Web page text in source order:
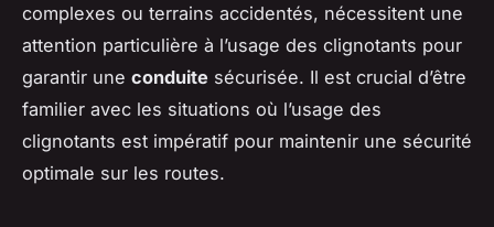
complexes ou terrains accidentés, nécessitent une
attention particulière à l’usage des clignotants pour
garantir une conduite sécurisée. Il est crucial d’être
familier avec les situations où l’usage des
clignotants est impératif pour maintenir une sécurité
optimale sur les routes.